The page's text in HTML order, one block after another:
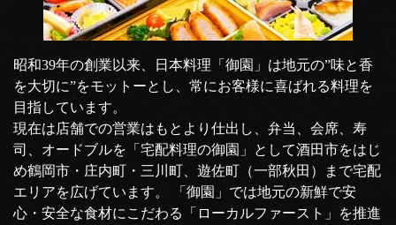
昭和39年の創業以来、日本料理「御園」は地元の”味と香
を大切に”をモットーとし、常にお客様に喜ばれる料理を
目指しています。
現在は店舗での営業はもとより仕出し、弁当、会席、寿
司、オードブルを「宅配料理の御園」として酒田市をはじ
め鶴岡市・庄内町・三川町、遊佐町（一部秋田）まで宅配
エリアを広げています。 「御園」では地元の新鮮で安
心・安全な食材にこだわる「ローカルファースト」を推進